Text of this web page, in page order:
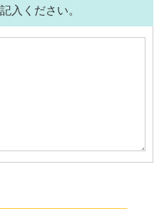
入ください。